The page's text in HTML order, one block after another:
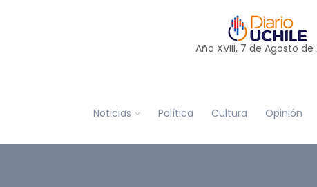
Año XVIII, 7 de Agosto de
Noticias Política Cultura Opinión